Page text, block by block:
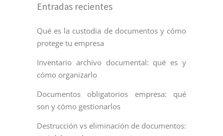
Entradas recientes
Qué es la custodia de documentos y cómo
protege tu empresa
Inventario archivo documental: qué es y
cómo organizarlo
Documentos obligatorios empresa: qué
son y cómo gestionarlos
Destrucción vs eliminación de documentos: